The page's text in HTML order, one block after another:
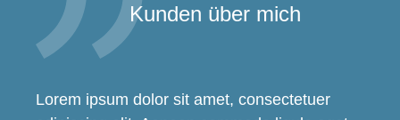
Kunden über mich
Lorem ipsum dolor sit amet, consectetuer